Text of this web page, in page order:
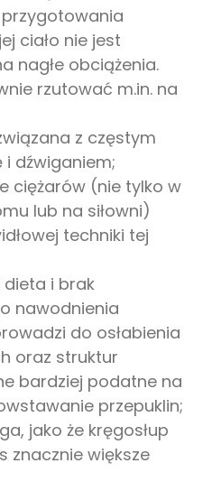
ciało nie jest
nagłe obciążenia.
rzutować m.in. na
z częstym
dźwiganiem;
ciężarów (nie tylko w
lub na siłowni)
techniki tej
i brak
nawodnienia
do osłabienia
oraz struktur
bardziej podatne na
przepuklin;
jako że kręgosłup
znacznie większe